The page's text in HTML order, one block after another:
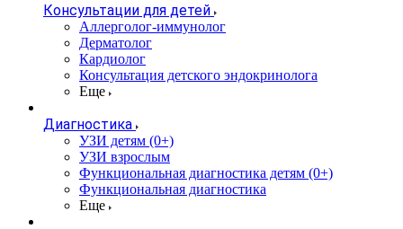
Консультации для детей
Аллерголог-иммунолог
Дерматолог
Кардиолог
Консультация детского эндокринолога
Еще
Диагностика
УЗИ детям (0+)
УЗИ взрослым
Функциональная диагностика детям (0+)
Функциональная диагностика
Еще